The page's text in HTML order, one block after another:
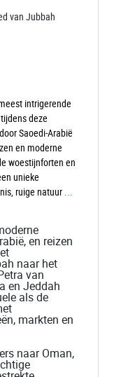
van Jubbah
intrigerende
deze
Saoedi-Arabië
en moderne
woestijnforten en
unieke
ruige natuur ...
en reizen
naar het
van
en Jeddah
als de
markten en
naar Oman,